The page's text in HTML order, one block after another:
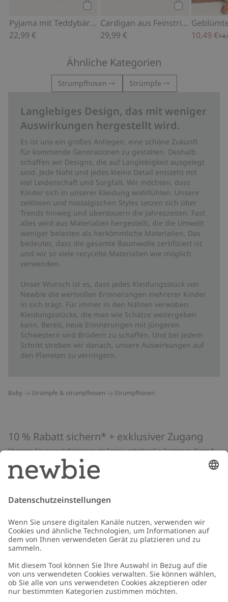
Pyjama mit Teddybären
22,99 €
Cardigan aus Feinstrick mit Ballon
29,99 €
10,49 €
Ähnliche Kategorien
Strumpfhosen Strümpfe
Langlebiges Design, das mit weniger
Auswirkungen hergestellt wird.
Es ist uns ein großes Anliegen, eine schöne Zukunft
für kommende Generationen zu gestalten. Deshalb
schaffen wir Designs, die auf Langlebigkeit ausgelegt
sind. Jede Naht und jedes kleine Detail entsteht mit
viel Leidenschaft und Sorgfalt. Wir möchten, dass
Kinder sich in unserer Kleidung wohlfühlen. Unsere
zeitlosen und nostalgischen Styles setzen sich über
Trends hinweg und überdauern die Jahreszeiten. Fast
alles wird aus Materialien hergestellt, die die Umwelt
weniger belasten als herkömmliche Materialien. Das
bedeutet, dass die gesamte Baumwolle zertifiziert ist
und wir so viele recycelte Materialien wie möglich
verwenden.
Unser Wunsch ist es, dass jedes Kleidungsstück von
Newbie die wertvollen Erinnerungen mehrerer Kinder
in sich trägt. Für immer in den Nähten verwoben.
Kleidungsstücke, die man wie Schätze weitergeben
kann. Bereit, neue Erinnerungen mit jüngeren
Schwestern und Brüdern zu schaffen. Und bei jedem
Schritt streben wir danach, unsere Auswirkungen auf
den Planeten zu verringern.
Baby Strümpfe & strumpfhosen Strumpfhosen
10 % Rabatt sichern* + exklusiver Zugang
Shoppen Sie neue Kollektionen als Erstes, erhalten Sie Zugang zu Tipps &
Guides und profitieren Sie von exklusiven Angeboten
*Gilt nur für deine erste Bestellung und ist nicht mit anderen Rabatten
oder Angeboten kombinierbar. Gilt nicht für limitierte Artikel. Lies unsere
Schicken